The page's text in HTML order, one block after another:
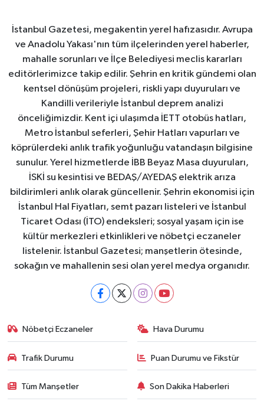
İstanbul Gazetesi, megakentin yerel hafızasıdır. Avrupa
ve Anadolu Yakası'nın tüm ilçelerinden yerel haberler,
mahalle sorunları ve İlçe Belediyesi meclis kararları
editörlerimizce takip edilir. Şehrin en kritik gündemi olan
kentsel dönüşüm projeleri, riskli yapı duyuruları ve
Kandilli verileriyle İstanbul deprem analizi
önceliğimizdir. Kent içi ulaşımda İETT otobüs hatları,
Metro İstanbul seferleri, Şehir Hatları vapurları ve
köprülerdeki anlık trafik yoğunluğu vatandaşın bilgisine
sunulur. Yerel hizmetlerde İBB Beyaz Masa duyuruları,
İSKİ su kesintisi ve BEDAŞ/AYEDAŞ elektrik arıza
bildirimleri anlık olarak güncellenir. Şehrin ekonomisi için
İstanbul Hal Fiyatları, semt pazarı listeleri ve İstanbul
Ticaret Odası (İTO) endeksleri; sosyal yaşam için ise
kültür merkezleri etkinlikleri ve nöbetçi eczaneler
listelenir. İstanbul Gazetesi; manşetlerin ötesinde,
sokağın ve mahallenin sesi olan yerel medya organıdır.
Nöbetçi Eczaneler Hava Durumu
Trafik Durumu Puan Durumu ve Fikstür
Tüm Manşetler Son Dakika Haberleri